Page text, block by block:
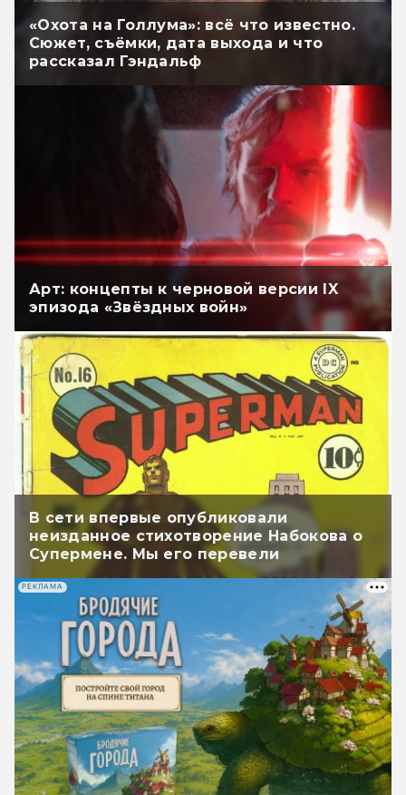
«Охота на Голлума»: всё что известно.
Сюжет, съёмки, дата выхода и что
рассказал Гэндальф
Арт: концепты к черновой версии IX
эпизода «Звёздных войн»
В сети впервые опубликовали
неизданное стихотворение Набокова о
Супермене. Мы его перевели
РЕКЛАМА